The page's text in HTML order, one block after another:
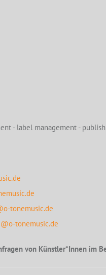
- label management -
tonemusic.de
tonemusic.de
von Künstler*Innen im